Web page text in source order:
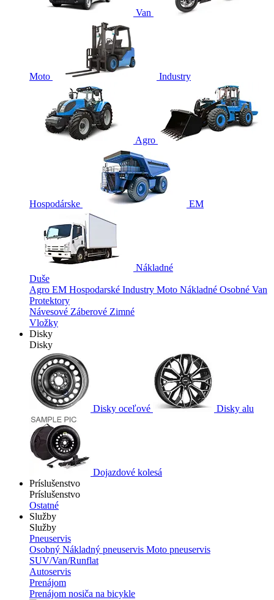
Van
Moto Industry
Agro
Hospodárske EM
Nákladné
Duše
Agro EM Hospodarské Industry Moto Nákladné Osobné Van
Protektory
Návesové Záberové Zimné
Vložky
Disky
Disky
Disky oceľové Disky alu
Dojazdové kolesá
Príslušenstvo
Príslušenstvo
Ostatné
Služby
Služby
Pneuservis
Osobný Nákladný pneuservis Moto pneuservis
SUV/Van/Runflat
Autoservis
Prenájom
Prenájom nosiča na bicykle